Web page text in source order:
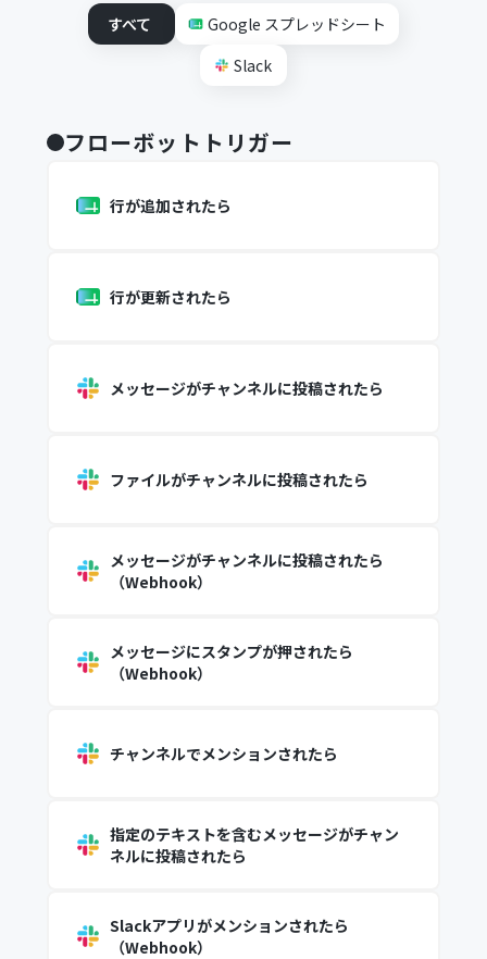
すべて
Google スプレッドシート
Slack
フローボットトリガー
行が追加されたら
行が更新されたら
メッセージがチャンネルに投稿されたら
ファイルがチャンネルに投稿されたら
メッセージがチャンネルに投稿されたら
（Webhook）
メッセージにスタンプが押されたら
（Webhook）
チャンネルでメンションされたら
指定のテキストを含むメッセージがチャン
ネルに投稿されたら
Slackアプリがメンションされたら
（Webhook）